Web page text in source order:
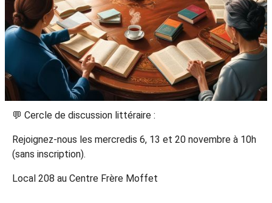
💬 Cercle de discussion littéraire :
Rejoignez-nous les mercredis 6, 13 et 20 novembre à 10h
(sans inscription).
Local 208 au Centre Frère Moffet